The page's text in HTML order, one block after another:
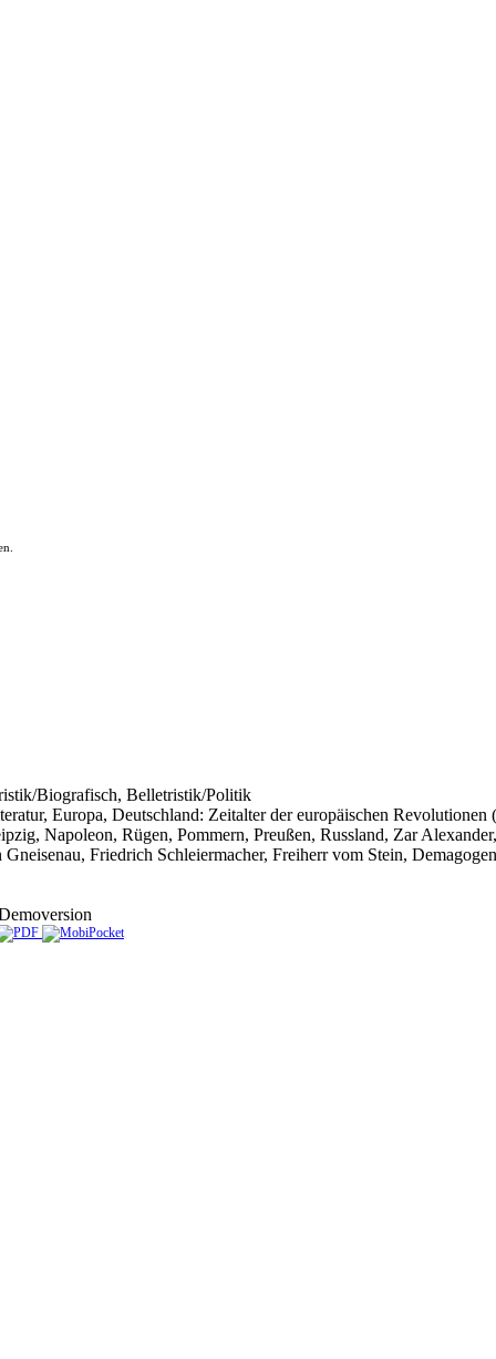
Biografisch, Belletristik/Politik
Europa, Deutschland: Zeitalter der europäischen Revolutionen
Napoleon, Rügen, Pommern, Preußen, Russland, Zar
Friedrich Schleiermacher, Freiherr vom Stein,